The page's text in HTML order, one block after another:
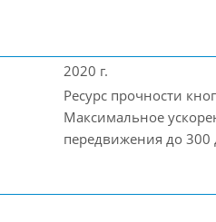
2020 г.
Ресурс прочности
Максимальное
передвижения до